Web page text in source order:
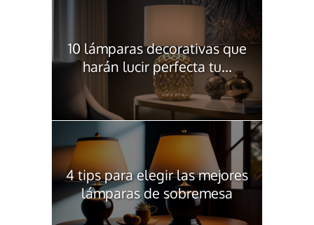
10 lámparas decorativas que
harán lucir perfecta tu...
4 tips para elegir las mejores
lámparas de sobremesa